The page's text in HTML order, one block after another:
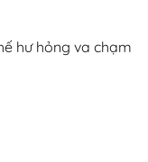
hư hỏng va chạm